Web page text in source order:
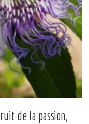
de la passion,